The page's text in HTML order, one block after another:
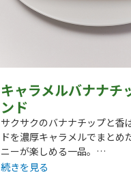
キャラメルバナナチ
ンド
サクサクのバナナチップと香
ドを濃厚キャラメルでまとめ
ニーが楽しめる一品。
続きを見る